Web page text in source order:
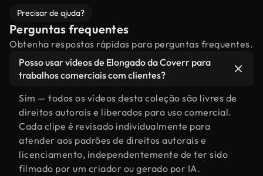
Precisar de ajuda?
Perguntas frequentes
Obtenha respostas rápidas para perguntas frequentes.
Posso usar vídeos de Elongado da Coverr para
trabalhos comerciais com clientes?
Sim — todos os vídeos desta coleção são livres de
direitos autorais e liberados para uso comercial.
Cada clipe é revisado individualmente para
atender aos padrões de direitos autorais e
licenciamento, independentemente de ter sido
filmado por um criador ou gerado por IA.